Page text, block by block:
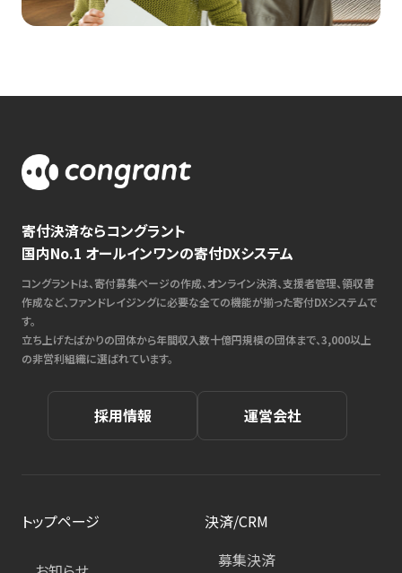
寄付決済ならコングラント
国内No.1 オールインワンの寄付DXシステム
コングラントは、寄付募集ページの作成、オンライン決済、支援者管理、領収書
作成など、ファンドレイジングに必要な全ての機能が揃った寄付DXシステムで
す。
立ち上げたばかりの団体から年間収入数十億円規模の団体まで、3,000以上
の非営利組織に選ばれています。
採用情報 運営会社
トップページ
決済/CRM
募集決済